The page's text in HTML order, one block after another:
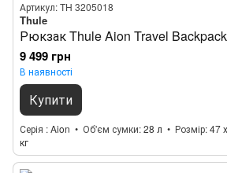
Артикул: TH 3205018
Thule
Рюкзак Thule Aion Travel
9 499 грн
В наявності
Купити
Серія Aion Об'єм сумки 28 л Розмір 47
кг